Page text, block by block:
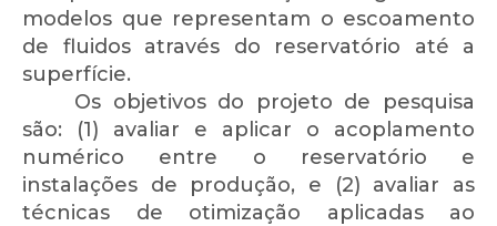
modelos que representam o escoamento
de fluidos através do reservatório até a
superfície.
Os objetivos do projeto de pesquisa
são: (1) avaliar e aplicar o acoplamento
numérico entre o reservatório e
instalações de produção, e (2) avaliar as
técnicas de otimização aplicadas ao